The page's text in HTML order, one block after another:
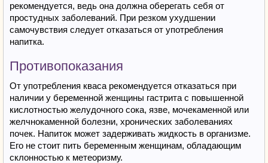
рекомендуется, ведь она должна оберегать себя от
простудных заболеваний. При резком ухудшении
самочувствия следует отказаться от употребления
напитка.
Противопоказания
От употребления кваса рекомендуется отказаться при
наличии у беременной женщины гастрита с повышенной
кислотностью желудочного сока, язве, мочекаменной или
желчнокаменной болезни, хронических заболеваниях
почек. Напиток может задерживать жидкость в организме.
Его не стоит пить беременным женщинам, обладающим
склонностью к метеоризму.